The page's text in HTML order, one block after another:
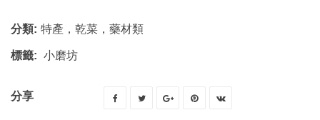
分類: 特產，乾菜，藥材類
標籤: 小磨坊
分享